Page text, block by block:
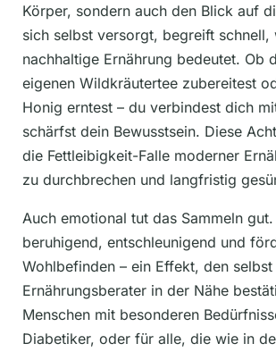
Körper, sondern auch den Blick auf
sich selbst versorgt, begreift schnell,
nachhaltige Ernährung bedeutet. Ob
eigenen Wildkräutertee zubereitest
Honig erntest – du verbindest dich
schärfst dein Bewusstsein. Diese
die Fettleibigkeit-Falle moderner
zu durchbrechen und langfristig
Auch emotional tut das Sammeln
beruhigend, entschleunigend und
Wohlbefinden – ein Effekt, den
Ernährungsberater in der Nähe
Menschen mit besonderen
Diabetiker, oder für alle, die wie in